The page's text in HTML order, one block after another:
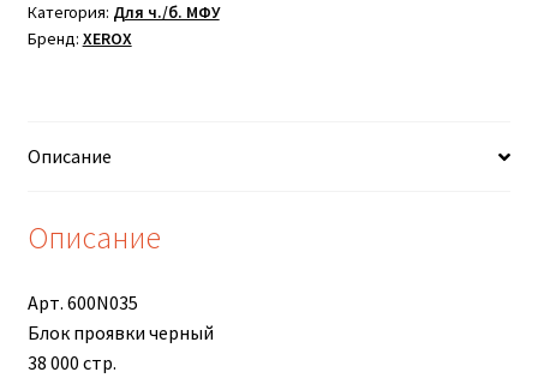
(38K)
XEROX
Категория: Для ч./б. МФУ
Бренд: XEROX
Описание
Описание
Арт. 600N035
Блок проявки черный
38 000 стр.